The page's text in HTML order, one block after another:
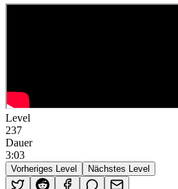
Level
237
Dauer
3:03
Vorheriges Level Nächstes Level